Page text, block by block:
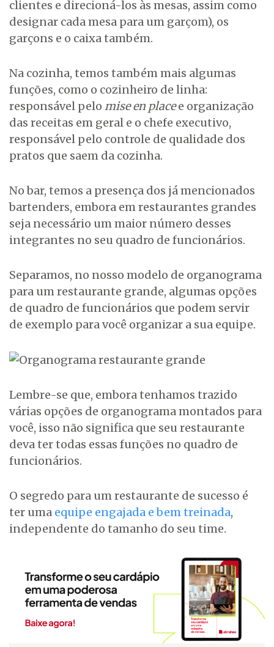
clientes e direcioná-los às mesas, assim como
designar cada mesa para um garçom), os
garçons e o caixa também.
Na cozinha, temos também mais algumas
funções, como o cozinheiro de linha:
responsável pelo mise en placee organização
das receitas em geral e o chefe executivo,
responsável pelo controle de qualidade dos
pratos que saem da cozinha.
No bar, temos a presença dos já mencionados
bartenders, embora em restaurantes grandes
seja necessário um maior número desses
integrantes no seu quadro de funcionários.
Separamos, no nosso modelo de organograma
para um restaurante grande, algumas opções
de quadro de funcionários que podem servir
de exemplo para você organizar a sua equipe.
Lembre-se que, embora tenhamos trazido
várias opções de organograma montados para
você, isso não significa que seu restaurante
deva ter todas essas funções no quadro de
funcionários.
O segredo para um restaurante de sucesso é
ter uma equipe engajada e bem treinada,
independente do tamanho do seu time.